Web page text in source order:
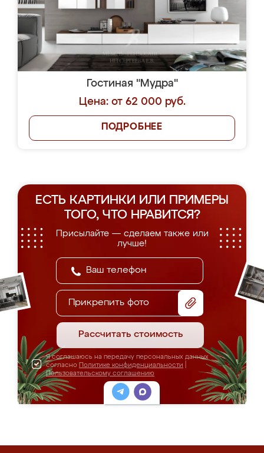
Гостиная "Мудра"
Цена: от 62 000 руб.
ПОДРОБНЕЕ
ЕСТЬ КАРТИНКИ ИЛИ ПРИМЕРЫ
ТОГО, ЧТО НРАВИТСЯ?
Присылайте — сделаем также или
лучше!
Прикрепить фото
Рассчитать стоимость
Я соглашаюсь на передачу персональных данных
согласно Политике конфиденциальности
Пользовательскому соглашению